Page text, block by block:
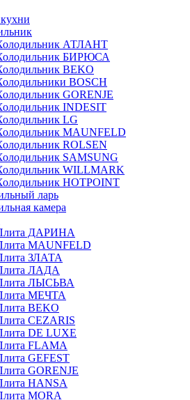
АТЛАНТ
БИРЮСА
BEKO
BOSCH
GORENJE
INDESIT
LG
MAUNFELD
ROLSEN
SAMSUNG
WILLMARK
HOTPOINT
ларь
камера
ДАРИНА
MAUNFELD
ЗЛАТА
ЛАДА
ЛЫСЬВА
МЕЧТА
BEKO
CEZARIS
DE LUXE
FLAMA
GEFEST
GORENJE
HANSA
MORA